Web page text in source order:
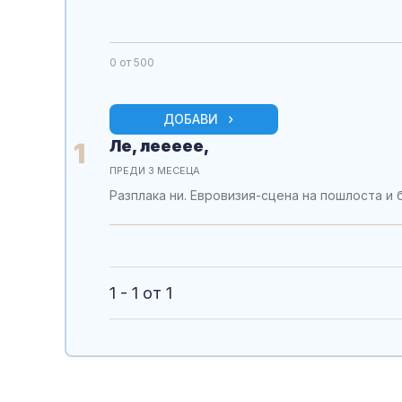
0 от 500
ДОБАВИ
1 Ле, леееее,
ПРЕДИ 3 МЕСЕЦА
Разплака ни. Евровизия-сцена на пошлоста и
1 - 1 от 1